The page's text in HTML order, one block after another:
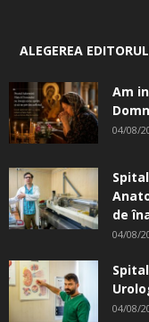
ALEGEREA
Am
04/08/
de
04/08/
04/08/